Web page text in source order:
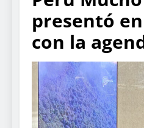
presentó
con la